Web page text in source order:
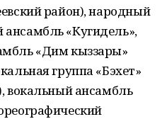
район), народный
«Кугидель»,
«Дим кыззары»
группа «Бэхет»
вокальный ансамбль